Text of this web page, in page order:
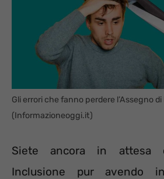
Gli errori che fanno perdere l’Assegno
(Informazioneoggi.it)
Siete ancora in attesa
Inclusione pur avendo